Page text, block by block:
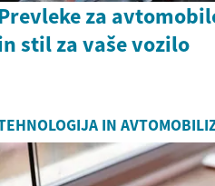
za
stil za vaše vozilo
IN